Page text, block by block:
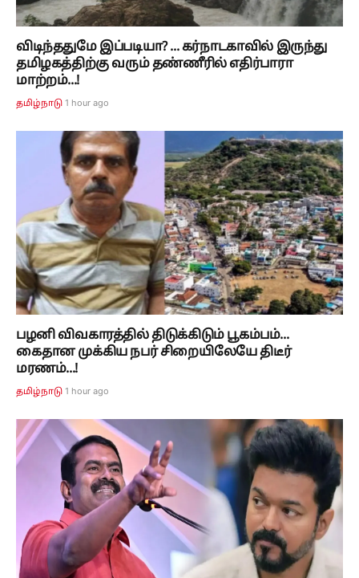
விடிந்ததுமே இப்படியா? ... கர்நாடகாவில் இருந்து
தமிழகத்திற்கு வரும் தண்ணீரில் எதிர்பாரா
மாற்றம்...!
தமிழ்நாடு 1 hour ago
பழனி விவகாரத்தில் திடுக்கிடும் பூகம்பம்...
கைதான முக்கிய நபர் சிறையிலேயே திடீர்
மரணம்...!
தமிழ்நாடு 1 hour ago